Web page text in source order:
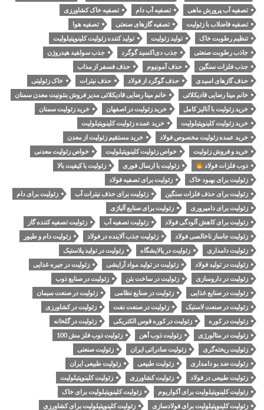
تصفیه آب پرورش ماهی
تصفیه آب دام
تصفیه خاک کشاورزی
تصفیه فاضلاب با زئولیت
تصفیه گازهای صنعتی
تصفیه هوا
تنظیم رطوبت خاک
تولید زئولیت
تولید کننده زئولیت کلینوپتیلولیت
جاذب رطوبت صنعتی
جذب دی‌اکسید گوگرد
جذب سولفید هیدروژن
جذب فلزات سنگین
حذف آمونیوم
حذف فسفر از مذاب
حذف گازهای اسیدی
حذف گوگرد از فولاد حذف نیترات
خاک زئولیتی
خانم مینا رضایی قادیکلائی
خانم مینا رضایی قادیکلائی مدیر فروش بنتونیت معدن سمنان
خرید زئولیت با آنالیز کامل
خرید زئولیت در اصفهان
خرید زئولیت سمنان
خرید زئولیت کلینوپتیلولیت
خرید عمده زئولیت کلینوپتیلولیت
خرید عمده زئولیت مخصوص فولاد
خرید مستقیم زئولیت از معدن
خرید و فروش زئولیت
خواص زئولیت کلینوپتیلولیت
خواص زئولیت معدنی
ذوب فلزات فولاد
زئولیت با ارسال فوری
زئولیت با کیفیت بالا
زئولیت برای بهبود خاک
زئولیت برای تصفیه فولاد
زئولیت برای حذف فلزات سنگین
زئولیت برای حذف نیترات آب
زئولیت برای دام
زئولیت برای دامپروری
زئولیت برای صنایع آلیاژی
زئولیت برای کاهش آلودگی فولاد
زئولیت تصفیه آب
زئولیت تصفیه کننده گاز
زئولیت جاساز ناخالصی فولاد
زئولیت جذب آلاینده در فولاد
زئولیت دام و طیور
زئولیت دامداری
زئولیت در پالایشگاه
زئولیت در تولید پلاستیک
زئولیت در تولید فولاد
زئولیت در تولید مواد آرایشی
زئولیت در جیره غذایی
زئولیت در داروسازی
زئولیت در ساخت بتن
زئولیت در صنایع ذوب
زئولیت در صنایع غذایی
زئولیت در صنایع نظامی
زئولیت در صنعت سیمان
زئولیت در صنعت لاستیک
زئولیت در صنعت نفت
زئولیت در کشاورزی
زئولیت در کوره
زئولیت در کوره قوس الکتریکی
زئولیت در گلخانه
زئولیت در متالورژی
زئولیت ذوب آهن
زئولیت ذوب فلز مش 100
زئولیت ریخته‌گری
زئولیت صادراتی ایران
زئولیت صنعتی
زئولیت ضد بو دامداری
زئولیت طبیعی
زئولیت طبیعی ایران
زئولیت طبیعی در فولاد
زئولیت کشاورزی
زئولیت کلینوپتیلولیت
زئولیت کلینوپتیلولیت برای آکواریوم
زئولیت کلینوپتیلولیت برای خاک
زئولیت کلینوپتیلولیت برای فولادسازی
زئولیت کلینوپتیلولیت برای کشاورزی